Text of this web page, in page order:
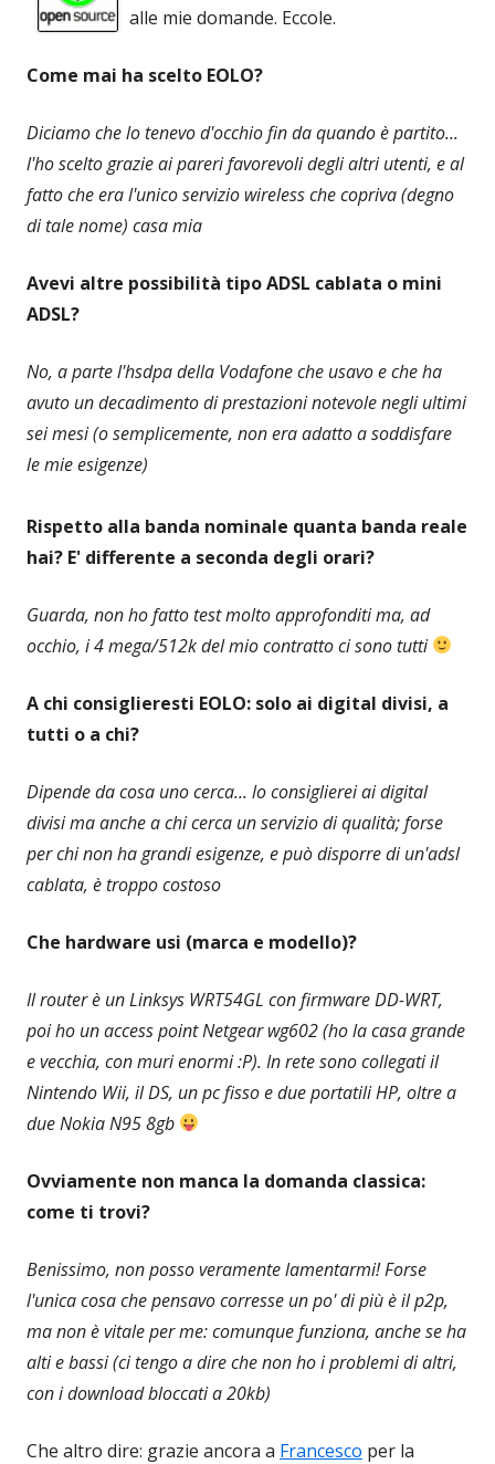
alle mie domande. Eccole.
Come mai ha scelto EOLO?
Diciamo che lo tenevo d'occhio fin da quando è partito...
l'ho scelto grazie ai pareri favorevoli degli altri utenti, e al
fatto che era l'unico servizio wireless che copriva (degno
di tale nome) casa mia
Avevi altre possibilità tipo ADSL cablata o mini
ADSL?
No, a parte l'hsdpa della Vodafone che usavo e che ha
avuto un decadimento di prestazioni notevole negli ultimi
sei mesi (o semplicemente, non era adatto a soddisfare
le mie esigenze)
Rispetto alla banda nominale quanta banda reale
hai? E' differente a seconda degli orari?
Guarda, non ho fatto test molto approfonditi ma, ad
occhio, i 4 mega/512k del mio contratto ci sono tutti
A chi consiglieresti EOLO: solo ai digital divisi, a
tutti o a chi?
Dipende da cosa uno cerca... lo consiglierei ai digital
divisi ma anche a chi cerca un servizio di qualità; forse
per chi non ha grandi esigenze, e può disporre di un'adsl
cablata, è troppo costoso
Che hardware usi (marca e modello)?
Il router è un Linksys WRT54GL con firmware DD-WRT,
poi ho un access point Netgear wg602 (ho la casa grande
e vecchia, con muri enormi :P). In rete sono collegati il
Nintendo Wii, il DS, un pc fisso e due portatili HP, oltre a
due Nokia N95 8gb
Ovviamente non manca la domanda classica:
come ti trovi?
Benissimo, non posso veramente lamentarmi! Forse
l'unica cosa che pensavo corresse un po' di più è il p2p,
ma non è vitale per me: comunque funziona, anche se ha
alti e bassi (ci tengo a dire che non ho i problemi di altri,
con i download bloccati a 20kb)
Che altro dire: grazie ancora a Francesco per la